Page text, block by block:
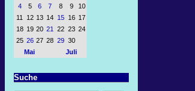
4 5 6 7 8 9
10
11
12 13 14 15 16 17
18 19 20 21 22 23 24
25 26 27 28 29 30
Mai
Juli
Suche